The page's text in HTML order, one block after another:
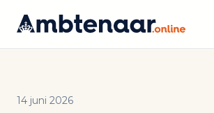
inhoud
14 juni 2026